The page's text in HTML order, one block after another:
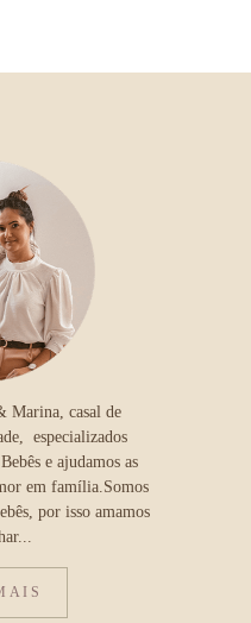
Marina, casal de
especializados
e ajudamos as
em família.Somos
por isso amamos